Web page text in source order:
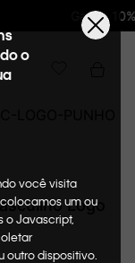
em todas as compras
o
você visita
um ou
o Javascript,
outro dispositivo.
Logo